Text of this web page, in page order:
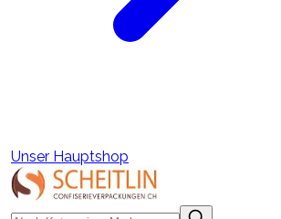
Unser Hauptshop